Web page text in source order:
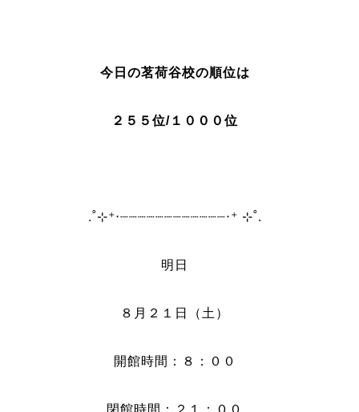
今日の茗荷谷校の順位は
２５５位/１０００位
.˚⊹⁺‧┈┈┈┈┈┈┈┈┈┈┈┈‧⁺ ⊹˚.
明日
８月２１日（土）
開館時間：８：００
閉館時間：２１：００